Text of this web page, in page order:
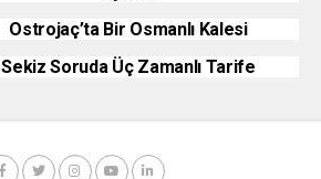
Ostrojaç’ta Bir Osmanlı Kalesi
Sekiz Soruda Üç Zamanlı Tarife